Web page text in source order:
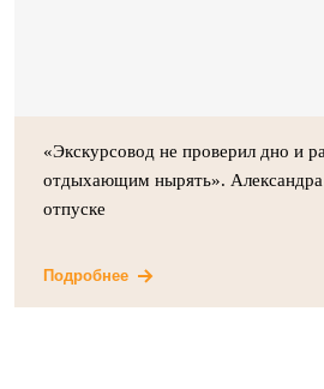
«Экскурсовод не проверил дно и
отдыхающим нырять».
отпуске
Подробнее